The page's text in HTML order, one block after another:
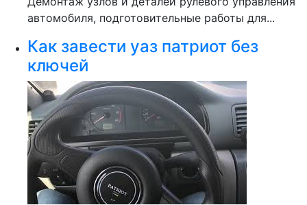
автомобиля, подготовительные работы для...
Как завести уаз патриот без
ключей